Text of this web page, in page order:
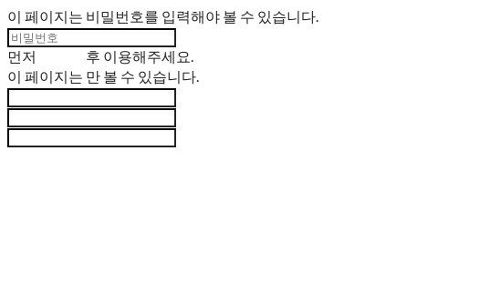
이 페이지는 비밀번호를 입력해야 볼 수 있습니다.
먼저
후 이용해주세요.
이 페이지는 만 볼 수 있습니다.